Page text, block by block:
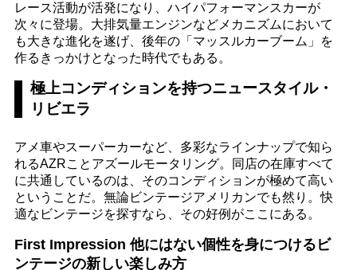
レース活動が活発になり、ハイパフォーマンスカーが
次々に登場。大排気量エンジンなどメカニズムにおいて
も大きな進化を遂げ、後年の「マッスルカーブーム」を
作るきっかけとなった時代でもある。
極上コンディションを持つニュースタイル・
リビエラ
アメ車やスーパーカーなど、多彩なラインナップで知ら
れるAZRことアズールモータリング。同店の在庫すべて
に共通しているのは、そのコンディションが極めて高い
ということだ。無論ビンテージアメリカンでも然り。快
適なビンテージを探すなら、その好例がここにある。
First Impression 他にはない個性を身につけるビ
ンテージの新しい楽しみ方